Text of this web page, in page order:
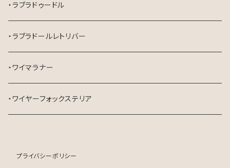
・ラブラドゥードル
・ラブラドールレトリバー
・ワイマラナー
・ワイヤーフォックステリア
プライバシーポリシー